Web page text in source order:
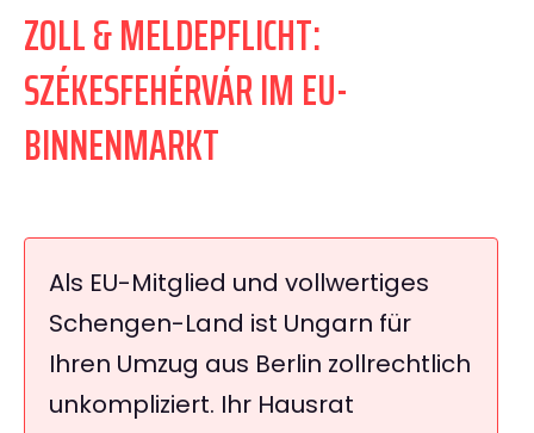
ZOLL & MELDEPFLICHT:
SZÉKESFEHÉRVÁR IM EU-
BINNENMARKT
Als EU-Mitglied und vollwertiges
Schengen-Land ist Ungarn für
Ihren Umzug aus Berlin zollrechtlich
unkompliziert. Ihr Hausrat